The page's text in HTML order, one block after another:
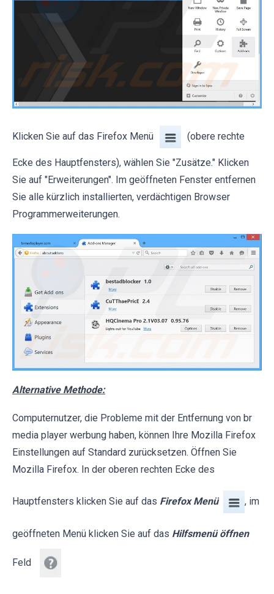
Klicken Sie auf das Firefox Menü (obere rechte
Ecke des Hauptfensters), wählen Sie "Zusätze." Klicken
Sie auf "Erweiterungen". Im geöffneten Fenster entfernen
Sie alle kürzlich installierten, verdächtigen Browser
Programmerweiterungen.
Alternative Methode:
Computernutzer, die Probleme mit der Entfernung von br
media player werbung haben, können Ihre Mozilla Firefox
Einstellungen auf Standard zurücksetzen. Öffnen Sie
Mozilla Firefox. In der oberen rechten Ecke des
Hauptfensters klicken Sie auf das Firefox Menü , im
geöffneten Menü klicken Sie auf das Hilfsmenü öffnen
Feld